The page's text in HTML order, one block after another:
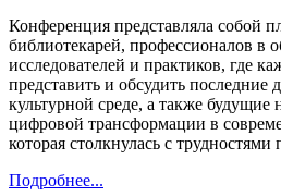
Конференция представляла собой
библиотекарей, профессионалов в
исследователей и практиков, где
представить и обсудить
культурной среде, а также будущие
цифровой трансформации в
которая столкнулась с трудностями
Подробнее...